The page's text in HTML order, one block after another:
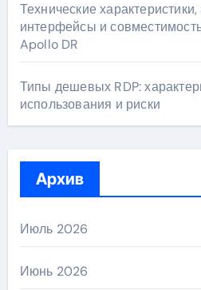
Технические
интерфейсы и
Apollo DR
Типы дешевых RDP:
использования и риски
Архив
Июль 2026
Июнь 2026